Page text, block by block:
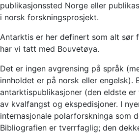
publikasjonssted Norge eller
i norsk forskningsprosjekt.
Antarktis er her definert som alt sør
har vi tatt med Bouvetøya.
Det er ingen avgrensing på språk
innholdet er på norsk eller engelsk).
antarktispublikasjoner (den eldste
av kvalfangst og ekspedisjoner. I
internasjonale polarforskninga som
Bibliografien er tverrfaglig; den